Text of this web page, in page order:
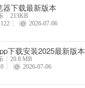
器下载最新版本
213KB
2026-07-06
下载安装2025最新版本
20.8 MB
2026-07-06